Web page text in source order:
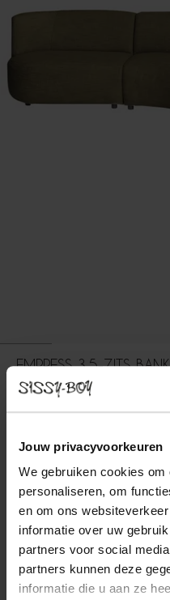
Jouw privacyvoorkeuren
We gebruiken cookies
personaliseren, om
en om ons
informatie over uw
partners voor social
partners kunnen deze
informatie die u aan ze
EMPRESS 3,5-ZITS
strakke lijnen gecombineerd
een perfecte balans tussen
Lees meer
3.5-zits (1x)
2 Stof: Soil Army green 14